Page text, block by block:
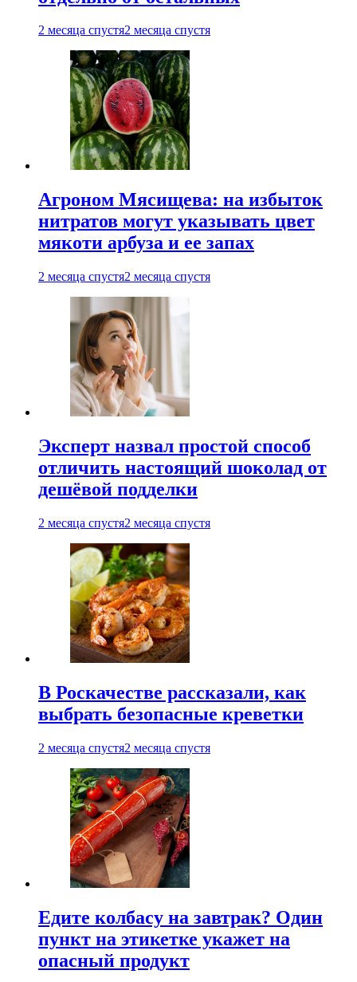
2 месяца спустя2 месяца спустя
Агроном Мясищева: на избыток
нитратов могут указывать цвет
мякоти арбуза и ее запах
2 месяца спустя2 месяца спустя
Эксперт назвал простой способ
отличить настоящий шоколад от
дешёвой подделки
2 месяца спустя2 месяца спустя
В Роскачестве рассказали, как
выбрать безопасные креветки
2 месяца спустя2 месяца спустя
Едите колбасу на завтрак? Один
пункт на этикетке укажет на
опасный продукт